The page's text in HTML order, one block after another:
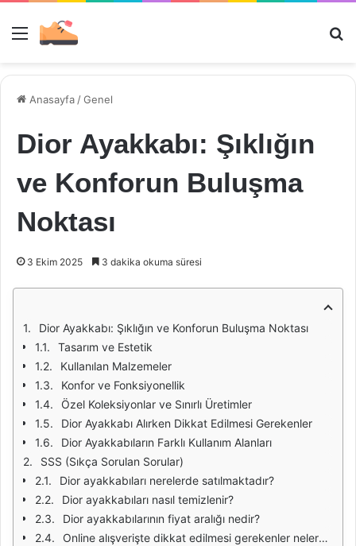
Menü
Anasayfa /Genel
Dior Ayakkabı: Şıklığın
ve Konforun Buluşma
Noktası
3 Ekim 2025 3 dakika okuma süresi
Dior Ayakkabı: Şıklığın ve Konforun Buluşma Noktası
Tasarım ve Estetik
Kullanılan Malzemeler
Konfor ve Fonksiyonellik
Özel Koleksiyonlar ve Sınırlı Üretimler
Dior Ayakkabı Alırken Dikkat Edilmesi Gerekenler
Dior Ayakkabıların Farklı Kullanım Alanları
SSS (Sıkça Sorulan Sorular)
Dior ayakkabıları nerelerde satılmaktadır?
Dior ayakkabıları nasıl temizlenir?
Dior ayakkabılarının fiyat aralığı nedir?
Online alışverişte dikkat edilmesi gerekenler nelerdir?